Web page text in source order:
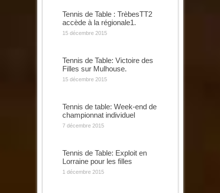
Tennis de Table : TrèbesTT2
accède à la régionale1.
15 décembre 2015
Tennis de Table: Victoire des
Filles sur Mulhouse.
15 décembre 2015
Tennis de table: Week-end de
championnat individuel
7 décembre 2015
Tennis de Table: Exploit en
Lorraine pour les filles
1 décembre 2015